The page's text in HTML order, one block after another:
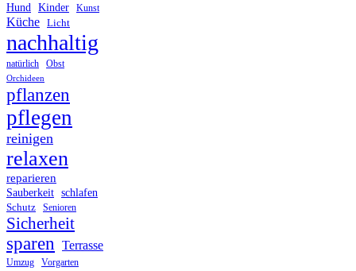
Hund Kinder Kunst
Küche Licht
nachhaltig
natürlich Obst
Orchideen
pflanzen
pflegen
reinigen
relaxen
reparieren
Sauberkeit schlafen
Schutz Senioren
Sicherheit
sparen Terrasse
Umzug Vorgarten